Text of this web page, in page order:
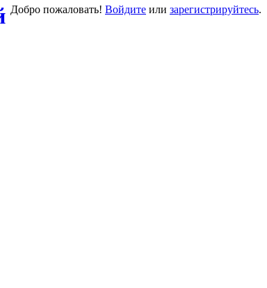
Добро пожаловать! Войдите или зарегистрируйтесь.